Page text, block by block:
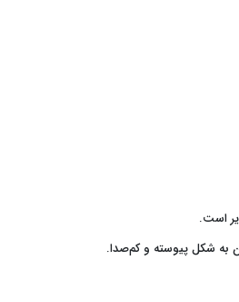
است.
به شکل پیوسته و کم‌صدا.